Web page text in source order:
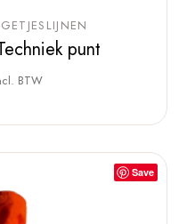
punt
BTW
Save